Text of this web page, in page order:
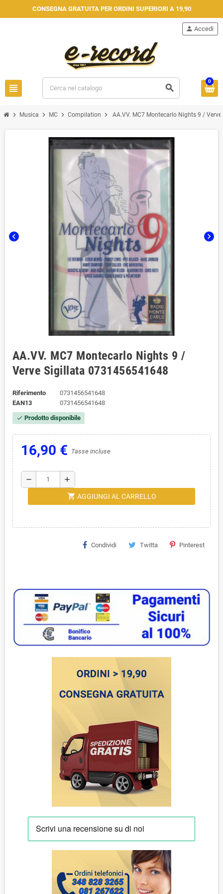
CONSEGNA GRATUITA PER ORDINI SUPERIORI A 19,90
view_headline search
person Accedi
0
chevron_right Musica chevron_right MC chevron_right Compilation chevron_right AA.VV. MC7 Montecarlo Nights 9 /
chevron_left chevron_right
AA.VV. MC7 Montecarlo Nights 9 /
Verve Sigillata 0731456541648
Riferimento
0731456541648
EAN13
0731456541648
check Prodotto disponibile
16,90 € Tasse incluse
remove add
shopping_cart AGGIUNGI AL CARRELLO
Condividi Twitta Pinterest